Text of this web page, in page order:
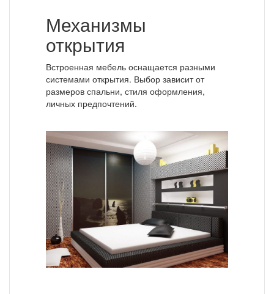
Механизмы
открытия
Встроенная мебель оснащается разными
системами открытия. Выбор зависит от
размеров спальни, стиля оформления,
личных предпочтений.